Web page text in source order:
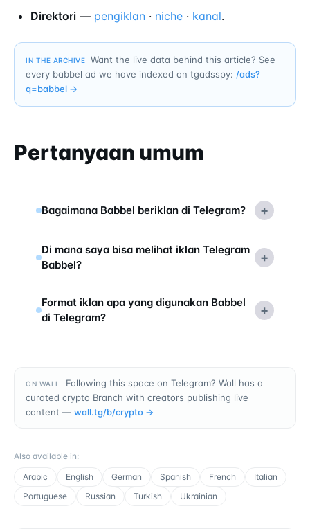
Direktori — pengiklan · niche · kanal.
IN THE ARCHIVE
Want the live data behind this article? See
every babbel ad we have indexed on tgadsspy: /ads?
q=babbel →
Pertanyaan umum
Bagaimana Babbel beriklan di Telegram? +
Di mana saya bisa melihat iklan Telegram
Babbel?
+
Format iklan apa yang digunakan Babbel
di Telegram?
+
ON WALL
Following this space on Telegram? Wall has a
curated crypto Branch with creators publishing live
content — wall.tg/b/crypto →
Also available in:
Arabic
English German Spanish French
Italian
Portuguese
Russian Turkish Ukrainian